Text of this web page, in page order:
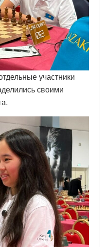
участники
своими